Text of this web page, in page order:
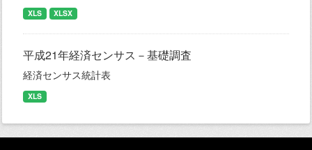
XLS XLSX
平成21年経済センサス－基礎調査
経済センサス統計表
XLS